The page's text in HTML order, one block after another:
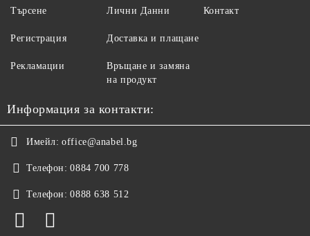
Търсене
Регистрация
Рекламации
Лични Данни
Доставка и плащане
Връщане и замяна
на продукт
Контакт
Информация за контакти:
Имейл: office@anabel.bg
Телефон: 0884 700 778
Телефон: 0888 638 512